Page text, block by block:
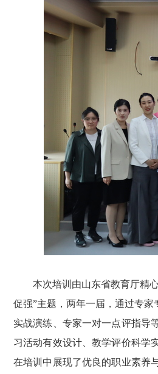
本次培训由山东省教育厅精
促强”主题，两年一届，通过专
实战演练、专家一对一点评指导
习活动有效设计、教学评价科学
在培训中展现了优良的职业素养